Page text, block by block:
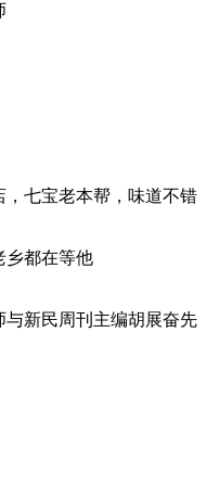
七宝老本帮，味道不错
乡都在等他
与新民周刊主编胡展奋先